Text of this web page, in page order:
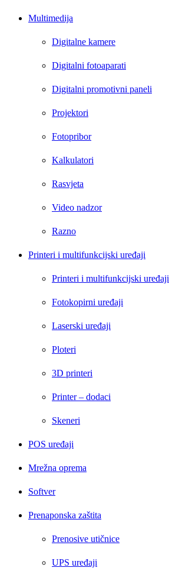
Multimedija
Digitalne kamere
Digitalni fotoaparati
Digitalni promotivni paneli
Projektori
Fotopribor
Kalkulatori
Rasvjeta
Video nadzor
Razno
Printeri i multifunkcijski uređaji
Printeri i multifunkcijski uređaji
Fotokopirni uređaji
Laserski uređaji
Ploteri
3D printeri
Printer – dodaci
Skeneri
POS uređaji
Mrežna oprema
Softver
Prenaponska zaštita
Prenosive utičnice
UPS uređaji